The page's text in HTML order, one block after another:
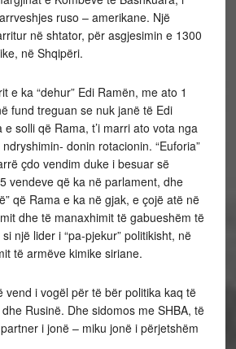
ruso – amerikane. Një
në shtator, për asgjesimin e 1300
në Shqipëri.
e ka “dehur” Edi Ramën, me ato 1
fund treguan se nuk janë të Edi
solli që Rama, t’i marri ato vota nga
donin rotacionin. “Euforia”
çdo vendim duke i besuar së
vendeve që ka në parlament, dhe
që Rama e ka në gjak, e çojë atë në
dhe të manaxhimit të gabueshëm të
një lider i “pa-pjekur” politikisht, në
të armëve kimike siriane.
vend i vogël për të bër politika kaq të
Rusinë. Dhe sidomos me SHBA, të
i jonë – miku jonë i përjetshëm